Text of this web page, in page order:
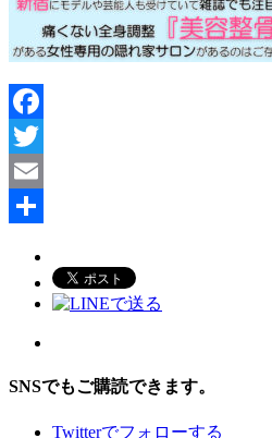
Facebook
Twitter
Email
SNSでもご購読できます。
Twitterでフォローする